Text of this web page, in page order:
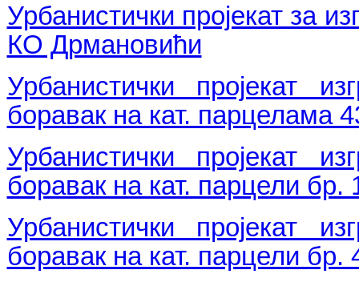
Урбанистички пројекат за
КО Дрмановићи
Урбанистички пројекат
боравак на кат. парцелама
Урбанистички пројекат
боравак на кат. парцели
Урбанистички пројекат
боравак на кат. парцели